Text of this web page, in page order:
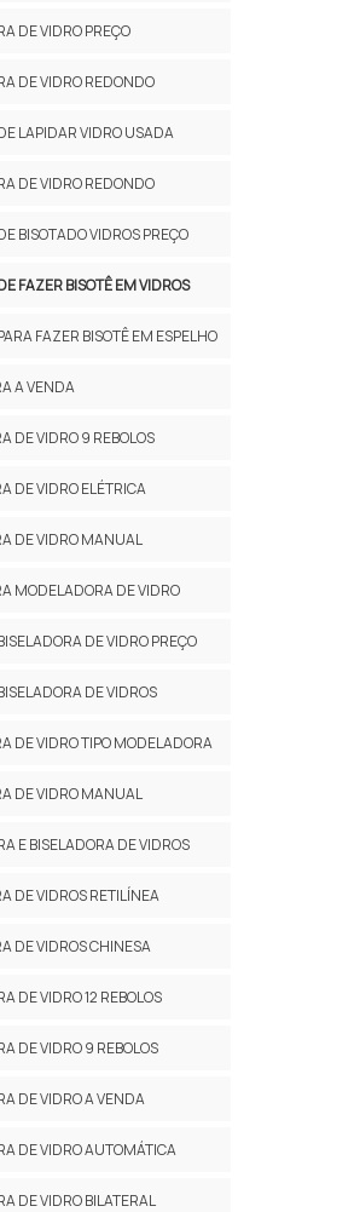
DE VIDRO PREÇO
DE VIDRO REDONDO
LAPIDAR VIDRO USADA
DE VIDRO REDONDO
BISOTADO VIDROS PREÇO
FAZER BISOTÊ EM VIDROS
FAZER BISOTÊ EM ESPELHO
A VENDA
DE VIDRO 9 REBOLOS
DE VIDRO ELÉTRICA
DE VIDRO MANUAL
MODELADORA DE VIDRO
DE VIDRO PREÇO
DE VIDROS
DE VIDRO TIPO MODELADORA
DE VIDRO MANUAL
E BISELADORA DE VIDROS
DE VIDROS RETILÍNEA
DE VIDROS CHINESA
DE VIDRO 12 REBOLOS
DE VIDRO 9 REBOLOS
DE VIDRO A VENDA
DE VIDRO AUTOMÁTICA
DE VIDRO BILATERAL